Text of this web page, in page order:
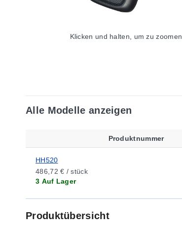
Klicken und halten, um zu zoomen
Alle Modelle anzeigen
Produktnummer
HH520
486,72 € / stück
3 Auf Lager
Produktübersicht